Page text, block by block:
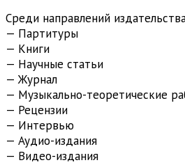
Среди направлений
— Партитуры
— Книги
— Научные статьи
— Журнал
— Музыкально-теоретические
— Рецензии
— Интервью
— Аудио-издания
— Видео-издания